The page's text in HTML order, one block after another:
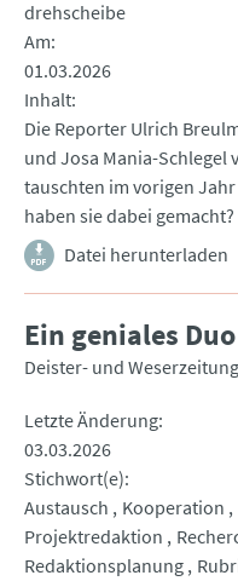
drehscheibe
Am
01.03.2026
Inhalt
Die Reporter Ulrich
und Josa Mania-Schlegel
tauschten im vorigen
haben sie dabei gemacht?
Datei herunterladen
Ein geniales Duo
Deister- und Weserzeitung
Letzte Änderung
03.03.2026
Stichwort(e)
Austausch
Kooperation
Projektredaktion
Redaktionsplanung